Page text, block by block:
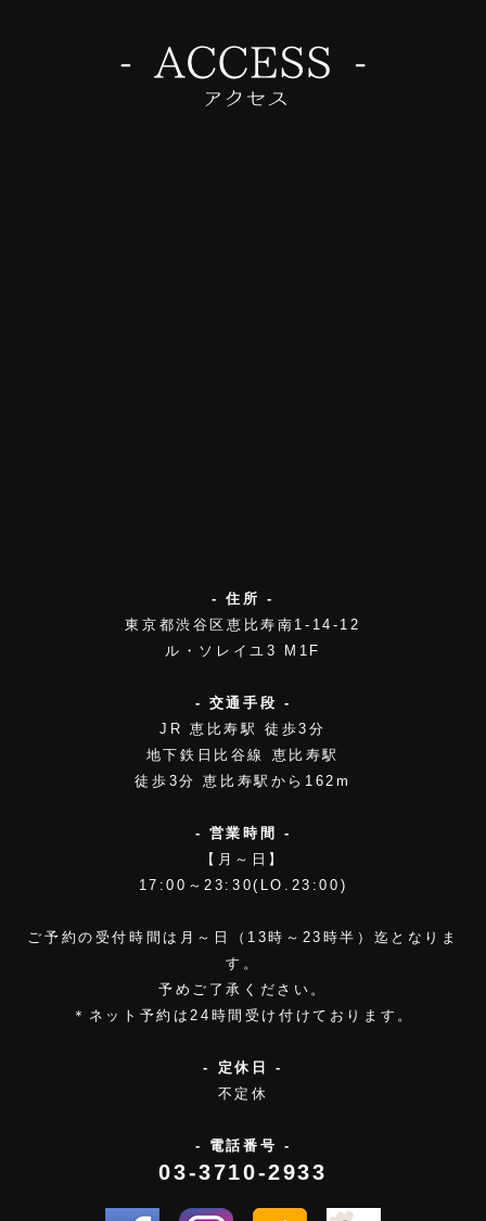
- 住所 -
東京都渋谷区恵比寿南1-14-12
ル・ソレイユ3 M1F
- 交通手段 -
JR 恵比寿駅 徒歩3分
地下鉄日比谷線 恵比寿駅
徒歩3分 恵比寿駅から162m
- 営業時間 -
【月～日】
17:00～23:30(LO.23:00)
ご予約の受付時間は月～日（13時～23時半）迄となりま
す。
予めご了承ください。
＊ネット予約は24時間受け付けております。
- 定休日 -
不定休
- 電話番号 -
03-3710-2933